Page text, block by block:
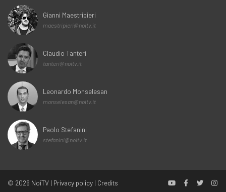
Gianni Maestripieri
maestripieri@noitv.it
Claudio Tanteri
tanteri@noitv.it
Leonardo Monselesan
monselesan@noitv.it
Paolo Stefanini
stefanini@noitv.it
© 2026 NoiTV | Privacy policy | Credits